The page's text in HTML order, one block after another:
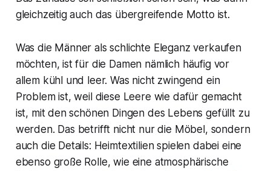
gleichzeitig auch das übergreifende Motto ist.
Was die Männer als schlichte Eleganz verkaufen
möchten, ist für die Damen nämlich häufig vor
allem kühl und leer. Was nicht zwingend ein
Problem ist, weil diese Leere wie dafür gemacht
ist, mit den schönen Dingen des Lebens gefüllt zu
werden. Das betrifft nicht nur die Möbel, sondern
auch die Details: Heimtextilien spielen dabei eine
ebenso große Rolle, wie eine atmosphärische